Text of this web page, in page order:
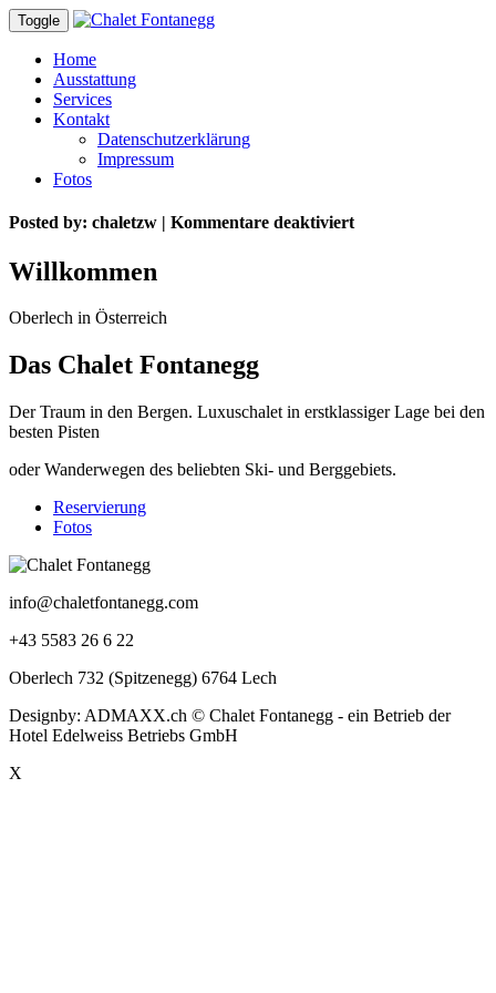
Toggle
Home
Ausstattung
Services
Kontakt
Datenschutzerklärung
Impressum
Fotos
Posted by: chaletzw | Kommentare deaktiviertfür
Willkommen
Oberlech in Österreich
Das Chalet Fontanegg
Der Traum in den Bergen. Luxuschalet in erstklassiger Lage bei den
besten Pisten
oder Wanderwegen des beliebten Ski- und Berggebiets.
Reservierung
Fotos
info@chaletfontanegg.com
+43 5583 26 6 22
Oberlech 732 (Spitzenegg) 6764 Lech
Designby: ADMAXX.ch © Chalet Fontanegg - ein Betrieb der
Hotel Edelweiss Betriebs GmbH
X